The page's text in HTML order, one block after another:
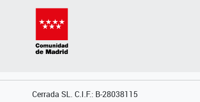
Cerrada SL. C.I.F.: B-28038115